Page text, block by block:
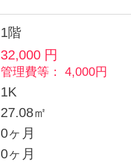
1階
32,000 円
管理費等： 4,000円
1K
27.08㎡
0ヶ月
0ヶ月